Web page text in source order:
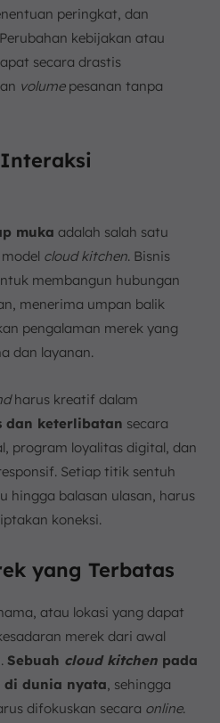
peringkat, dan
kebijakan atau
secara drastis
volumepesanan tanpa
muka adalah salah satu
cloud kitchen. Bisnis
membangun hubungan
menerima umpan balik
pengalaman merek yang
dan layanan.
harus kreatif dalam
dan keterlibatan secara
program loyalitas digital, dan
Setiap titik sentuh
hingga balasan ulasan, harus
koneksi.
yang Terbatas
atau lokasi yang dapat
merek dari awal
Sebuah cloud kitchen pada
dunia nyata, sehingga
difokuskan secara online.